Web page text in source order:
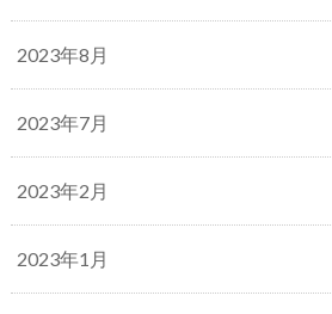
2023年8月
2023年7月
2023年2月
2023年1月